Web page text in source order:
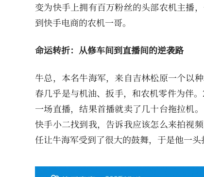
变为快手上拥有百万粉丝的头部农机主播
到快手电商的农机一哥。
命运转折：从修车间到直播间的逆袭路
牛总，本名牛海军，来自吉林松原一个以
春几乎是与机油、扳手，和农机零件为伴
一场直播，结果首播就卖了几十台拖拉机
快手小二找到我，告诉我应该怎么来拍视
任让牛海军受到了很大的鼓舞，于是他一头